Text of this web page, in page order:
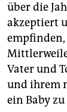
über die
akzeptiert
empfinden,
Vater und
und ihrem
ein Baby